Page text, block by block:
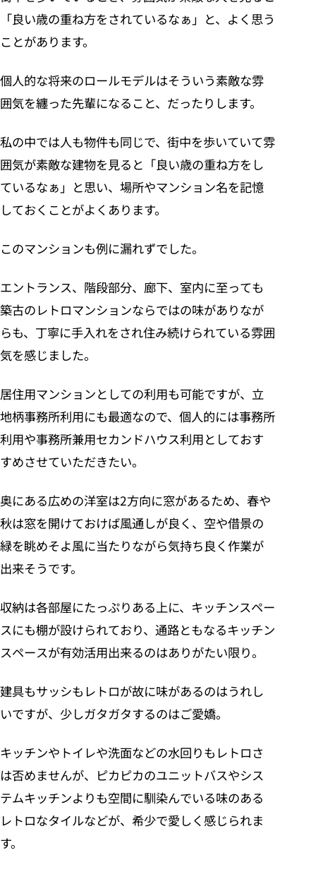
「良い歳の重ね方をされているなぁ」と、よく思う
ことがあります。
個人的な将来のロールモデルはそういう素敵な雰
囲気を纏った先輩になること、だったりします。
私の中では人も物件も同じで、街中を歩いていて雰
囲気が素敵な建物を見ると「良い歳の重ね方をし
ているなぁ」と思い、場所やマンション名を記憶
しておくことがよくあります。
このマンションも例に漏れずでした。
エントランス、階段部分、廊下、室内に至っても
築古のレトロマンションならではの味がありなが
らも、丁寧に手入れをされ住み続けられている雰囲
気を感じました。
居住用マンションとしての利用も可能ですが、立
地柄事務所利用にも最適なので、個人的には事務所
利用や事務所兼用セカンドハウス利用としておす
すめさせていただきたい。
奥にある広めの洋室は2方向に窓があるため、春や
秋は窓を開けておけば風通しが良く、空や借景の
緑を眺めそよ風に当たりながら気持ち良く作業が
出来そうです。
収納は各部屋にたっぷりある上に、キッチンスペー
スにも棚が設けられており、通路ともなるキッチン
スペースが有効活用出来るのはありがたい限り。
建具もサッシもレトロが故に味があるのはうれし
いですが、少しガタガタするのはご愛嬌。
キッチンやトイレや洗面などの水回りもレトロさ
は否めませんが、ピカピカのユニットバスやシス
テムキッチンよりも空間に馴染んでいる味のある
レトロなタイルなどが、希少で愛しく感じられま
す。